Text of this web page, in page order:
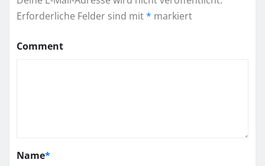
Erforderliche Felder sind mit* markiert
Comment
Name*